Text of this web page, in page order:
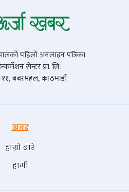
पहिलो अनलाइन पत्रिका
सेन्टर प्रा. लि.
११, बबरमहल, काठमाडौं
खबर
हाम्रो बारे
हामी